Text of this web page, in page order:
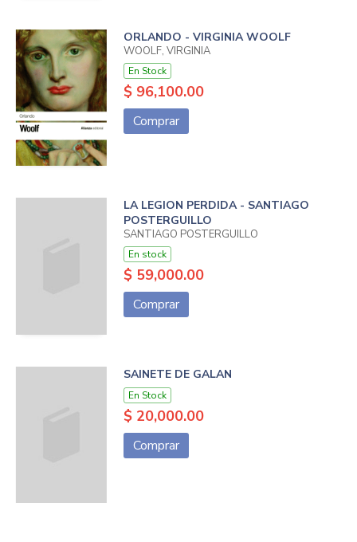
ORLANDO - VIRGINIA WOOLF
WOOLF, VIRGINIA
En Stock
$ 96,100.00
Comprar
LA LEGION PERDIDA - SANTIAGO
POSTERGUILLO
SANTIAGO POSTERGUILLO
En stock
$ 59,000.00
Comprar
SAINETE DE GALAN
En Stock
$ 20,000.00
Comprar